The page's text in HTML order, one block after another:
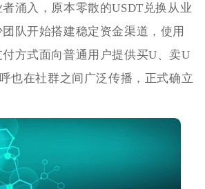
涌入，原本零散的USDT兑换从业
队开始搭建稳定资金渠道，使用
方式面向普通用户提供买U、卖U
也在社群之间广泛传播，正式确立